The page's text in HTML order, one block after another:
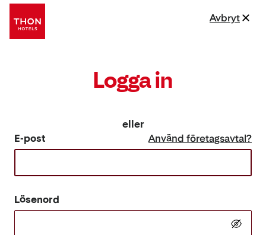
Logga in
eller
E-post
Använd företagsavtal?
Lösenord
Avbryt